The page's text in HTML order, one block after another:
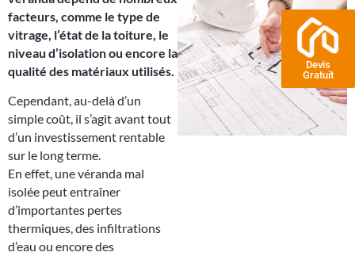
Devis
Gratuit
facteurs, comme le type de
vitrage, l’état de la toiture, le
niveau d’isolation ou encore la
qualité des matériaux utilisés.
Cependant, au-delà d’un
simple coût, il s’agit avant tout
d’un investissement rentable
sur le long terme.
En effet, une véranda mal
isolée peut entraîner
d’importantes pertes
thermiques, des infiltrations
d’eau ou encore des